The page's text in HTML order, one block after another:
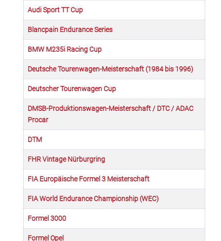
Audi Sport TT Cup
Blancpain Endurance Series
BMW M235i Racing Cup
Deutsche Tourenwagen-Meisterschaft (1984 bis 1996)
Deutscher Tourenwagen Cup
DMSB-Produktionswagen-Meisterschaft / DTC / ADAC
Procar
DTM
FHR Vintage Nürburgring
FIA Europäische Formel 3 Meisterschaft
FIA World Endurance Championship (WEC)
Formel 3000
Formel Opel